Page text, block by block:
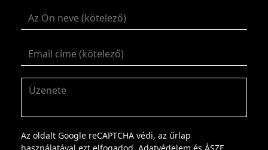
Az oldalt Google reCAPTCHA védi, az űrlap